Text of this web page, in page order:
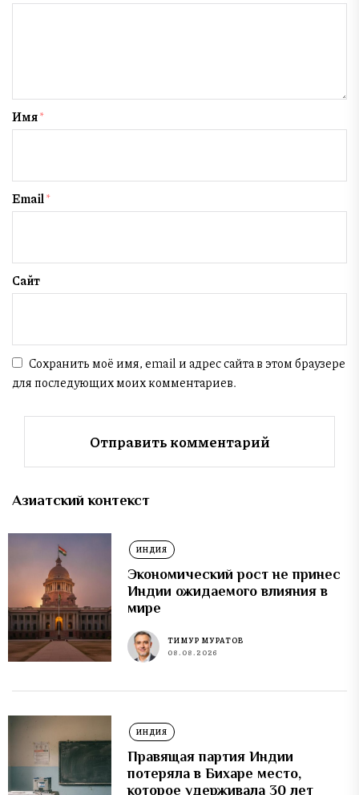
Имя*
Email*
Сайт
Сохранить моё имя, email и адрес сайта в этом браузере
для последующих моих комментариев.
Азиатский контекст
ИНДИЯ
Экономический рост не принес
Индии ожидаемого влияния в
мире
ТИМУР МУРАТОВ
08.08.2026
ИНДИЯ
Правящая партия Индии
потеряла в Бихаре место,
которое удерживала 30 лет